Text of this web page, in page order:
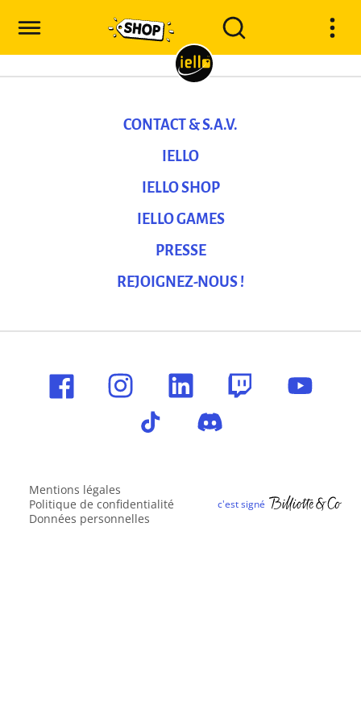
CONTACT & S.A.V.
IELLO
IELLO SHOP
IELLO GAMES
PRESSE
REJOIGNEZ-NOUS !
Mentions légales
Politique de confidentialité
Données personnelles